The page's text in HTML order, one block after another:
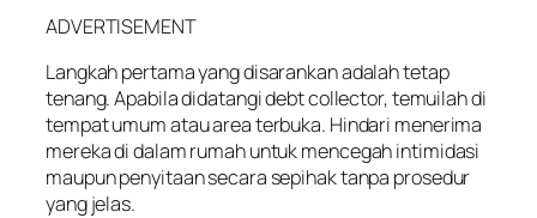
ADVERTISEMENT
Langkah pertama yang disarankan adalah tetap
tenang. Apabila didatangi debt collector, temuilah di
tempat umum atau area terbuka. Hindari menerima
mereka di dalam rumah untuk mencegah intimidasi
maupun penyitaan secara sepihak tanpa prosedur
yang jelas.